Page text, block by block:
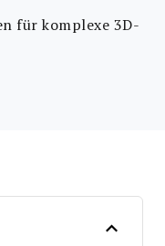
für komplexe 3D-